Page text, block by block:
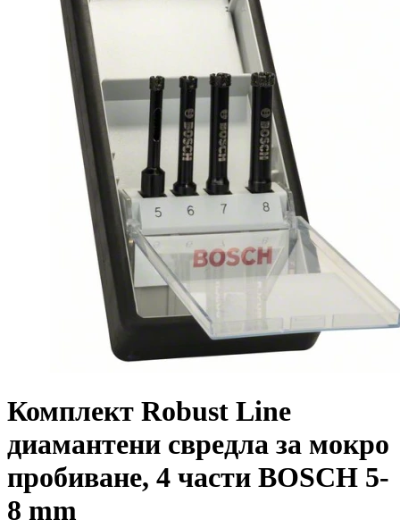
Комплект Robust Line
диамантени свредла за мокро
пробиване, 4 части BOSCH 5-
8 mm